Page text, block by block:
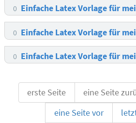
0 Einfache Latex Vorlage für
0 Einfache Latex Vorlage für
0 Einfache Latex Vorlage für
erste Seite eine Seite
eine Seite vor